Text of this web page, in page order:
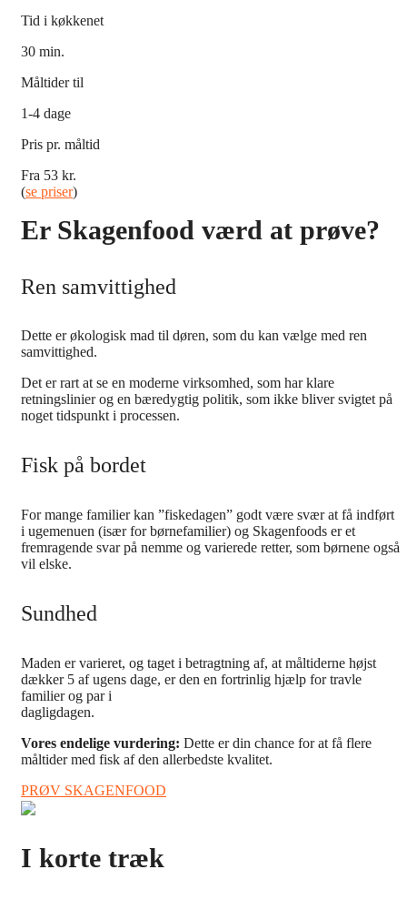
Tid i køkkenet
30 min.
Måltider til
1-4 dage
Pris pr. måltid
Fra 53 kr.
(se priser)
Er Skagenfood værd at prøve?
Ren samvittighed
Dette er økologisk mad til døren, som du kan vælge med ren
samvittighed.
Det er rart at se en moderne virksomhed, som har klare
retningslinier og en bæredygtig politik, som ikke bliver svigtet på
noget tidspunkt i processen.
Fisk på bordet
For mange familier kan ”fiskedagen” godt være svær at få indført
i ugemenuen (især for børnefamilier) og Skagenfoods er et
fremragende svar på nemme og varierede retter, som børnene også
vil elske.
Sundhed
Maden er varieret, og taget i betragtning af, at måltiderne højst
dækker 5 af ugens dage, er den en fortrinlig hjælp for travle
familier og par i
dagligdagen.
Vores endelige vurdering: Dette er din chance for at få flere
måltider med fisk af den allerbedste kvalitet.
PRØV SKAGENFOOD
I korte træk